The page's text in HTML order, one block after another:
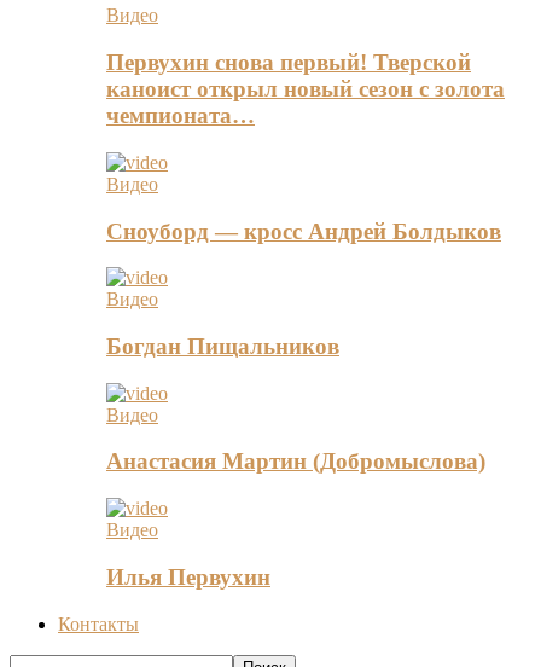
Видео
Первухин снова первый! Тверской
каноист открыл новый сезон с золота
чемпионата…
Видео
Сноуборд — кросс Андрей Болдыков
Видео
Богдан Пищальников
Видео
Анастасия Мартин (Добромыслова)
Видео
Илья Первухин
Контакты